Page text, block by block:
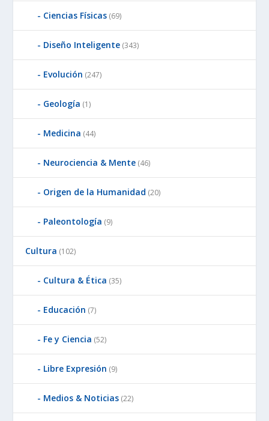
Ciencias Físicas (69)
Diseño Inteligente (343)
Evolución (247)
Geología (1)
Medicina (44)
Neurociencia & Mente (46)
Origen de la Humanidad (20)
Paleontología (9)
Cultura (102)
Cultura & Ética (35)
Educación (7)
Fe y Ciencia (52)
Libre Expresión (9)
Medios & Noticias (22)